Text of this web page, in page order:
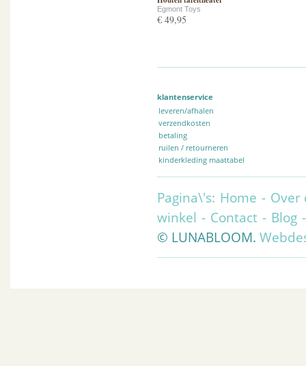
Egmont Toys
€ 49,95
klantenservice
leveren/afhalen
verzendkosten
betaling
ruilen / retourneren
kinderkleding maattabel
Pagina\'s: Home - Over
winkel - Contact - Blog
© LUNABLOOM.